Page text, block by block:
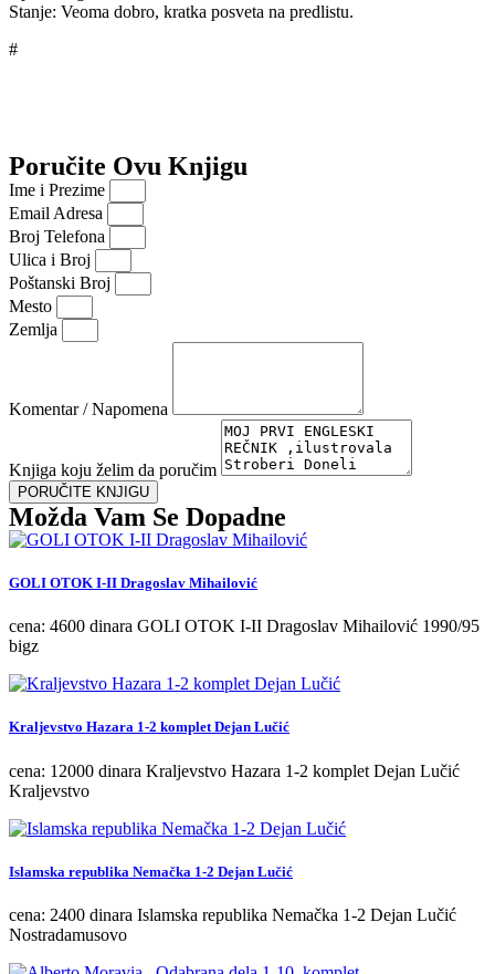
Stanje: Veoma dobro, kratka posveta na predlistu.
#
Poručite Ovu Knjigu
Ime i Prezime
Email Adresa
Broj Telefona
Ulica i Broj
Poštanski Broj
Mesto
Zemlja
Komentar / Napomena
Knjiga koju želim da poručim
PORUČITE KNJIGU
Možda Vam Se Dopadne
GOLI OTOK I-II Dragoslav Mihailović
cena: 4600 dinara GOLI OTOK I-II Dragoslav Mihailović 1990/95
bigz
Kraljevstvo Hazara 1-2 komplet Dejan Lučić
cena: 12000 dinara Kraljevstvo Hazara 1-2 komplet Dejan Lučić
Kraljevstvo
Islamska republika Nemačka 1-2 Dejan Lučić
cena: 2400 dinara Islamska republika Nemačka 1-2 Dejan Lučić
Nostradamusovo